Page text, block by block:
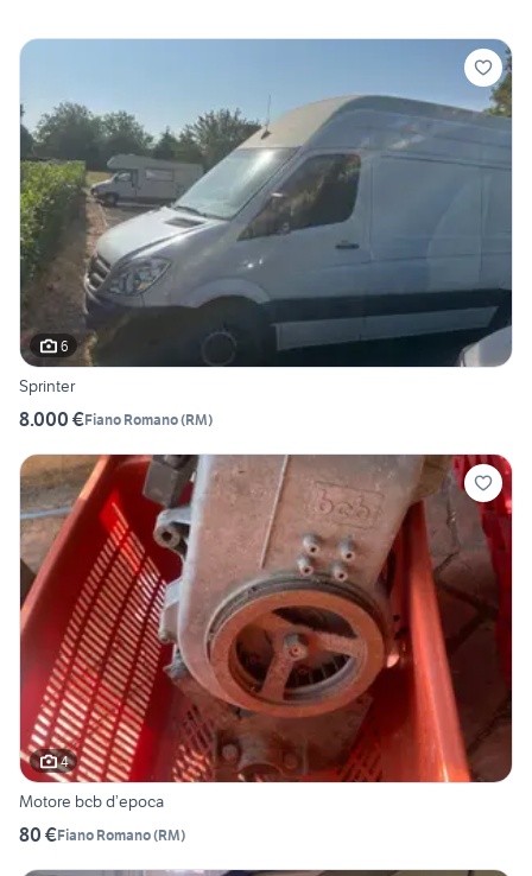
6
Sprinter
8.000 €Fiano Romano(RM)
4
Motore bcb d’epoca
80 €Fiano Romano(RM)